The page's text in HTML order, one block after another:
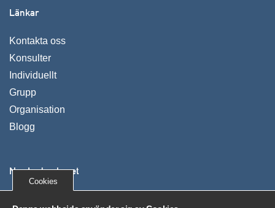
Länkar
Kontakta oss
Konsulter
Individuellt
Grupp
Organisation
Blogg
Nya Ledarskapet
Cookies